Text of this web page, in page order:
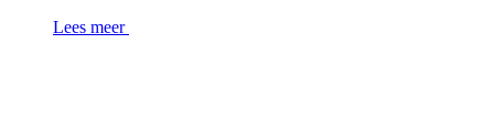
Lees meer